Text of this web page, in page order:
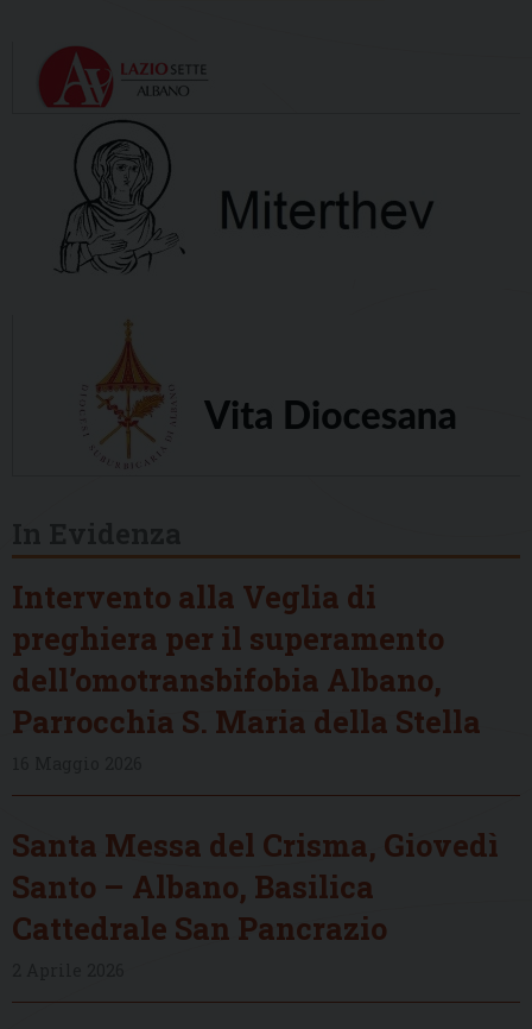
Intervento alla Veglia di
preghiera per il superamento
dell’omotransbifobia Albano,
Parrocchia S. Maria della Stella
Santa Messa del Crisma, Giovedì
Santo – Albano, Basilica
Cattedrale San Pancrazio